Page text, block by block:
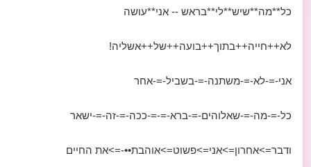
כל**מה**שיש**לי**בראש -- אני**עושה
לא++חייה++בתוך++בועה++של++אשליה!
אני-=-לא-=-משתנה-=-בשביל-=-אחר
כל-=-מה-=-שאלוהים-=-ברא-=-=-ככה-=-זה-=-ישאר
ודבר=>אחרון=>אני=>פשוט=>אוהבת••-=>את החיים